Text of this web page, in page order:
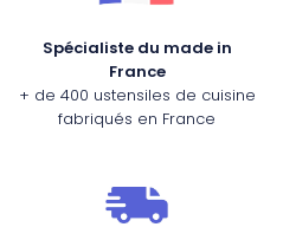
Spécialiste du made in
France
+ de 400 ustensiles de cuisine
fabriqués en France